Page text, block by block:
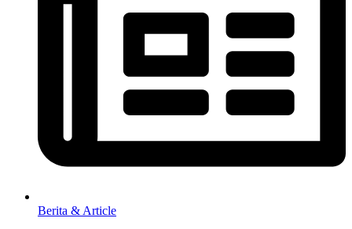
Berita & Article